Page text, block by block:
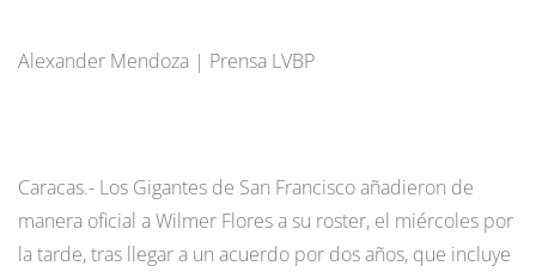
Alexander Mendoza | Prensa LVBP
Caracas.- Los Gigantes de San Francisco añadieron de
manera oficial a Wilmer Flores a su roster, el miércoles por
la tarde, tras llegar a un acuerdo por dos años, que incluye